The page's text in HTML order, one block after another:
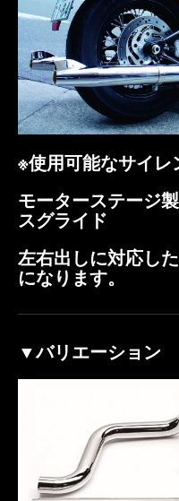
※使用可能なサイレ
モーターステージ
スグライド
左右出しに対応し
になります。
▼バリエーション